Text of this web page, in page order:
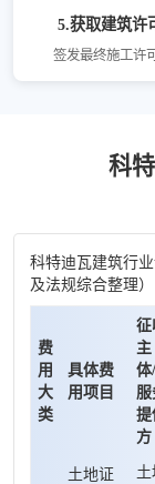
5.获取建筑许
签发最终施工许
科
科特迪瓦建筑行
及法规综合整理）
费
用
大
类
具体费
用项目
征
主
体/
服
提
方
土地证
土